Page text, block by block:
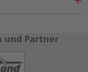
und Partner